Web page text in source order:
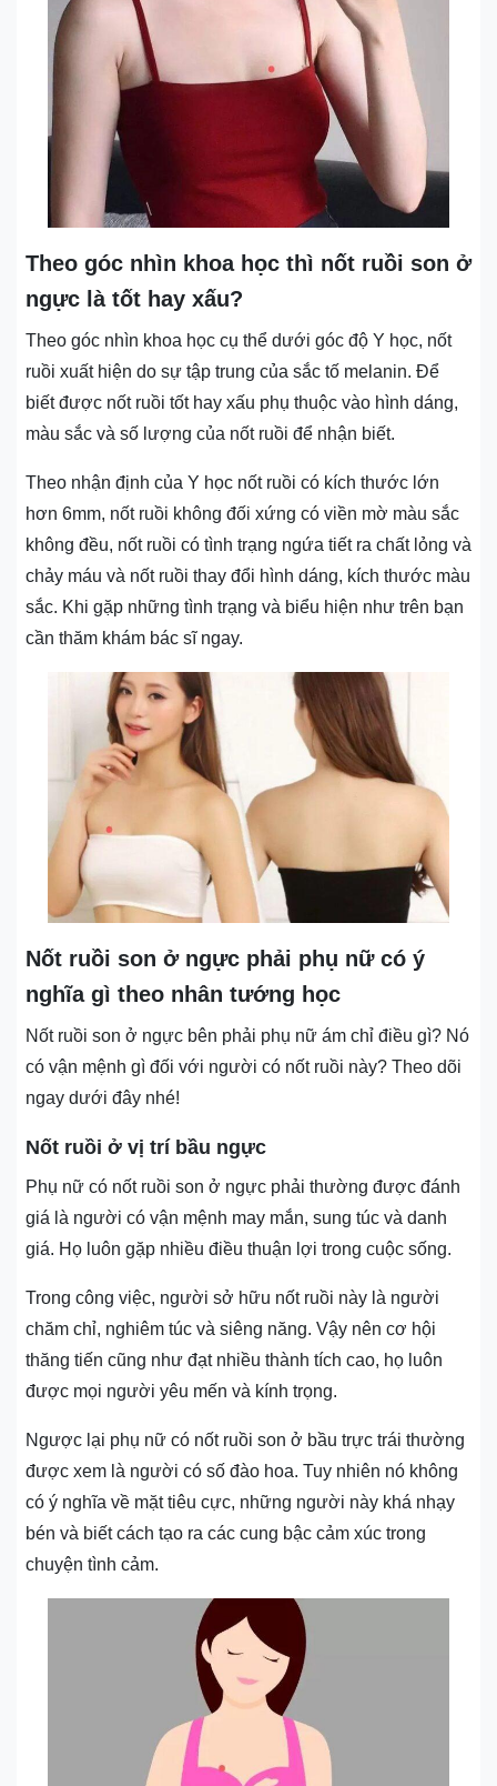
Theo góc nhìn khoa học thì nốt ruồi son ở
ngực là tốt hay xấu?
Theo góc nhìn khoa học cụ thể dưới góc độ Y học, nốt
ruồi xuất hiện do sự tập trung của sắc tố melanin. Để
biết được nốt ruồi tốt hay xấu phụ thuộc vào hình dáng,
màu sắc và số lượng của nốt ruồi để nhận biết.
Theo nhận định của Y học nốt ruồi có kích thước lớn
hơn 6mm, nốt ruồi không đối xứng có viền mờ màu sắc
không đều, nốt ruồi có tình trạng ngứa tiết ra chất lỏng và
chảy máu và nốt ruồi thay đổi hình dáng, kích thước màu
sắc. Khi gặp những tình trạng và biểu hiện như trên bạn
cần thăm khám bác sĩ ngay.
Nốt ruồi son ở ngực phải phụ nữ có ý
nghĩa gì theo nhân tướng học
Nốt ruồi son ở ngực bên phải phụ nữ ám chỉ điều gì? Nó
có vận mệnh gì đối với người có nốt ruồi này? Theo dõi
ngay dưới đây nhé!
Nốt ruồi ở vị trí bầu ngực
Phụ nữ có nốt ruồi son ở ngực phải thường được đánh
giá là người có vận mệnh may mắn, sung túc và danh
giá. Họ luôn gặp nhiều điều thuận lợi trong cuộc sống.
Trong công việc, người sở hữu nốt ruồi này là người
chăm chỉ, nghiêm túc và siêng năng. Vậy nên cơ hội
thăng tiến cũng như đạt nhiều thành tích cao, họ luôn
được mọi người yêu mến và kính trọng.
Ngược lại phụ nữ có nốt ruồi son ở bầu trực trái thường
được xem là người có số đào hoa. Tuy nhiên nó không
có ý nghĩa về mặt tiêu cực, những người này khá nhạy
bén và biết cách tạo ra các cung bậc cảm xúc trong
chuyện tình cảm.